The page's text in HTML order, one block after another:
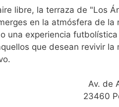
libre, la terraza de "Los
en la atmósfera de
una experiencia
que desean revivir
Av. de
23460